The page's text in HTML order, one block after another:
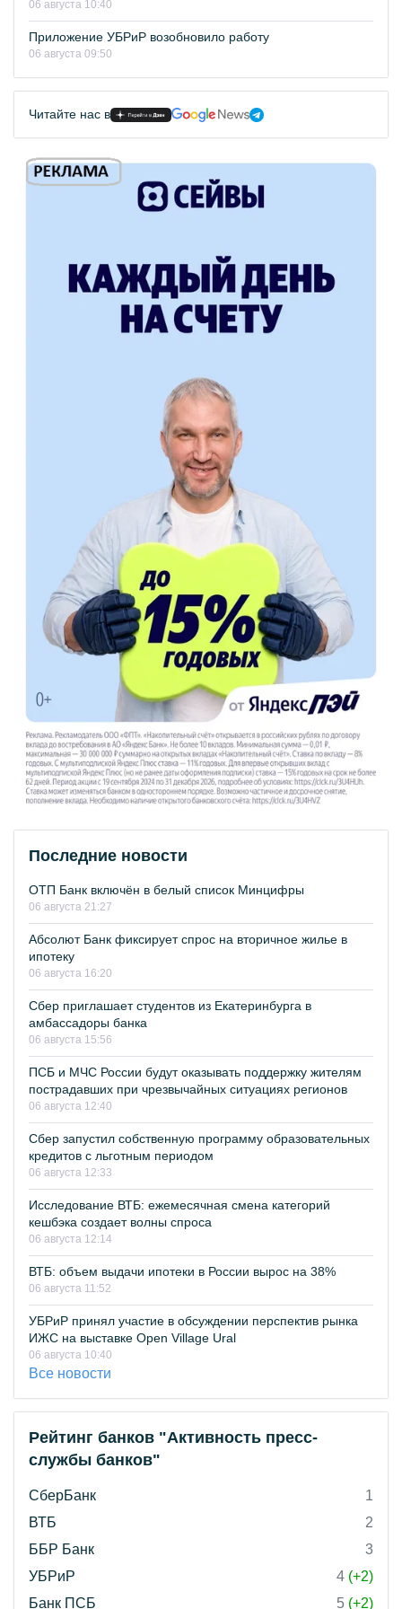
06 августа 10:40
Приложение УБРиР возобновило работу
06 августа 09:50
Читайте нас в
Последние новости
ОТП Банк включён в белый список Минцифры
06 августа 21:27
Абсолют Банк фиксирует спрос на вторичное жилье в
ипотеку
06 августа 16:20
Сбер приглашает студентов из Екатеринбурга в
амбассадоры банка
06 августа 15:56
ПСБ и МЧС России будут оказывать поддержку жителям
пострадавших при чрезвычайных ситуациях регионов
06 августа 12:40
Сбер запустил собственную программу образовательных
кредитов с льготным периодом
06 августа 12:33
Исследование ВТБ: ежемесячная смена категорий
кешбэка создает волны спроса
06 августа 12:14
ВТБ: объем выдачи ипотеки в России вырос на 38%
06 августа 11:52
УБРиР принял участие в обсуждении перспектив рынка
ИЖС на выставке Open Village Ural
06 августа 10:40
Все новости
Рейтинг банков "Активность пресс-
службы банков"
СберБанк
1
ВТБ
2
ББР Банк
3
УБРиР
4 (+2)
Банк ПСБ
5 (+2)